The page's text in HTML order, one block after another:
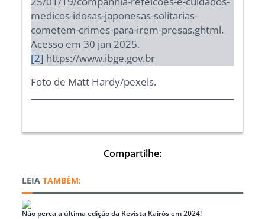
medicos-idosas-japonesas-solitarias-
cometem-crimes-para-irem-presas.ghtml.
Acesso em 30 jan 2025.
[2] https://www.ibge.gov.br
Foto de Matt Hardy/pexels.
Compartilhe:
TAMBÉM:
Não perca a última edição da Revista Kairós em 2024!